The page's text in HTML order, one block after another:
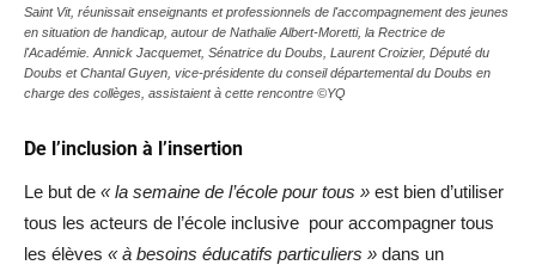
Saint Vit, réunissait enseignants et professionnels de l'accompagnement des jeunes
en situation de handicap, autour de Nathalie Albert-Moretti, la Rectrice de
l'Académie. Annick Jacquemet, Sénatrice du Doubs, Laurent Croizier, Député du
Doubs et Chantal Guyen, vice-présidente du conseil départemental du Doubs en
charge des collèges, assistaient à cette rencontre ©YQ
De l’inclusion à l’insertion
Le but de « la semaine de l’école pour tous » est bien d’utiliser
tous les acteurs de l’école inclusive pour accompagner tous
les élèves « à besoins éducatifs particuliers » dans un